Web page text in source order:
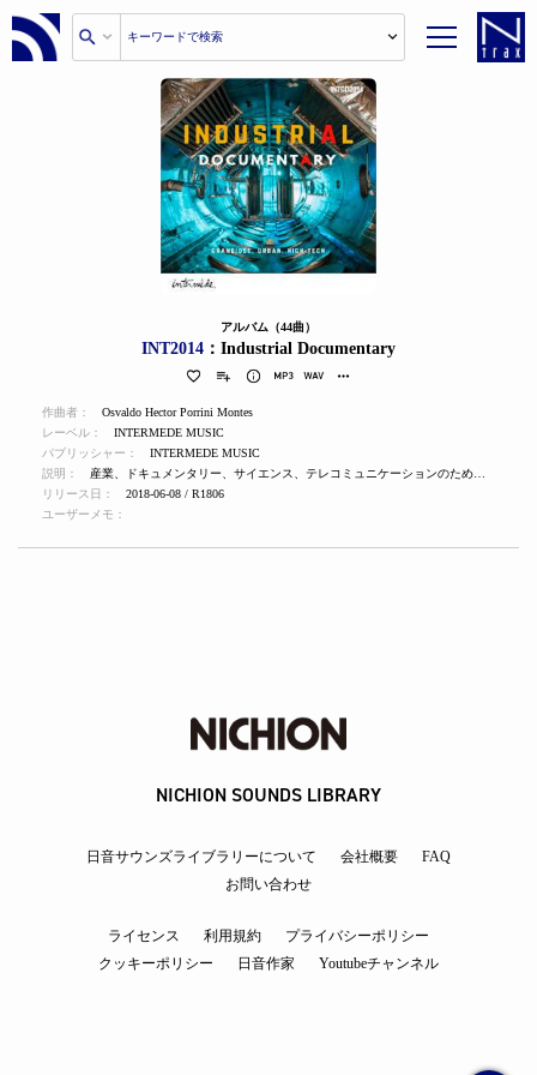
アルバム（44曲）
INT2014 ：Industrial Documentary
作曲者：
Osvaldo Hector Porrini Montes
レーベル：
INTERMEDE MUSIC
パブリッシャー：
INTERMEDE MUSIC
説明：
リリース日：
2018-06-08 / R1806
ユーザーメモ：
NICHION SOUNDS LIBRARY
日音サウンズライブラリーについて 会社概要
FAQ
お問い合わせ
ライセンス 利用規約
プライバシーポリシー
クッキーポリシー
日音作家 Youtubeチャンネル